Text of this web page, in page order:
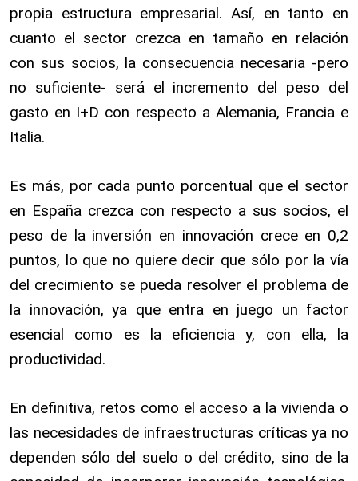
propia estructura empresarial. Así, en tanto en
cuanto el sector crezca en tamaño en relación
con sus socios, la consecuencia necesaria -pero
no suficiente- será el incremento del peso del
gasto en I+D con respecto a Alemania, Francia e
Italia.
Es más, por cada punto porcentual que el sector
en España crezca con respecto a sus socios, el
peso de la inversión en innovación crece en 0,2
puntos, lo que no quiere decir que sólo por la vía
del crecimiento se pueda resolver el problema de
la innovación, ya que entra en juego un factor
esencial como es la eficiencia y, con ella, la
productividad.
En definitiva, retos como el acceso a la vivienda o
las necesidades de infraestructuras críticas ya no
dependen sólo del suelo o del crédito, sino de la